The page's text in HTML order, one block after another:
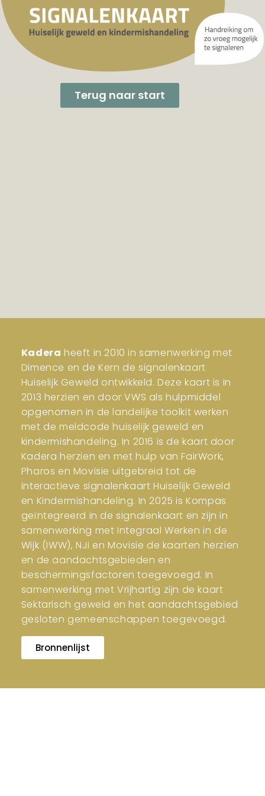
Terug naar start
Kadera heeft in 2010 in samenwerking met
Dimence en de Kern de signalenkaart
Huiselijk Geweld ontwikkeld. Deze kaart is in
2013 herzien en door VWS als hulpmiddel
opgenomen in de landelijke toolkit werken
met de meldcode huiselijk geweld en
kindermishandeling. In 2016 is de kaart door
Kadera herzien en met hulp van FairWork,
Pharos en Movisie uitgebreid tot de
interactieve signalenkaart Huiselijk Geweld
en Kindermishandeling. In 2025 is Kompas
geïntegreerd in de signalenkaart en zijn in
samenwerking met Integraal Werken in de
Wijk (IWW), NJi en Movisie de kaarten herzien
en de aandachtsgebieden en
beschermingsfactoren toegevoegd. In
samenwerking met Vrijhartig zijn de kaart
Sektarisch geweld en het aandachtsgebied
gesloten gemeenschappen toegevoegd.
Bronnenlijst